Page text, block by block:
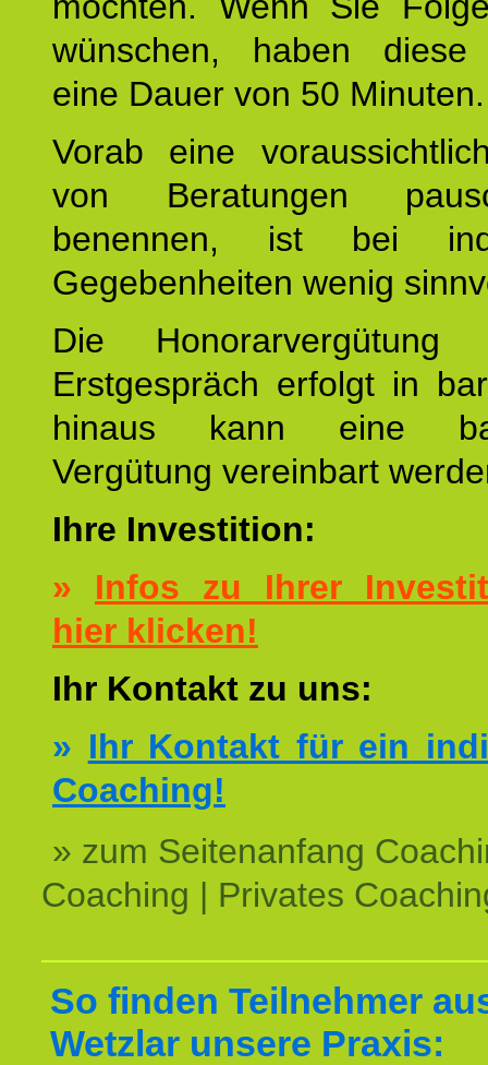
wünschen, haben diese
eine Dauer von 50 Minuten.
Vorab eine
von Beratungen
benennen, ist bei
Gegebenheiten wenig
Die
Erstgespräch erfolgt in
hinaus kann eine
Vergütung vereinbart
Ihre Investition:
» Infos zu Ihrer
hier klicken!
Ihr Kontakt zu uns:
» Ihr Kontakt für ein
Coaching!
» zum Seitenanfang
Coaching | Privates
So finden Teilnehmer
Wetzlar unsere Praxis: